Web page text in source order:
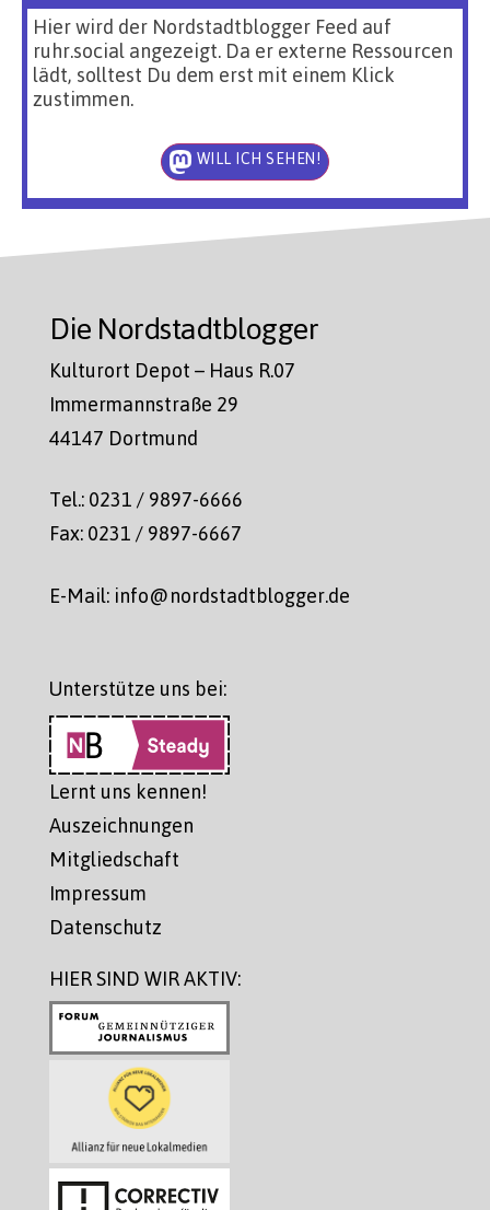
Hier wird der Nordstadtblogger Feed auf
ruhr.social angezeigt. Da er externe Ressourcen
lädt, solltest Du dem erst mit einem Klick
zustimmen.
WILL ICH SEHEN!
Die Nordstadtblogger
Kulturort Depot – Haus R.07
Immermannstraße 29
44147 Dortmund
Tel.: 0231 / 9897-6666
Fax: 0231 / 9897-6667
E-Mail: info@nordstadtblogger.de
Unterstütze uns bei:
Lernt uns kennen!
Auszeichnungen
Mitgliedschaft
Impressum
Datenschutz
HIER SIND WIR AKTIV: